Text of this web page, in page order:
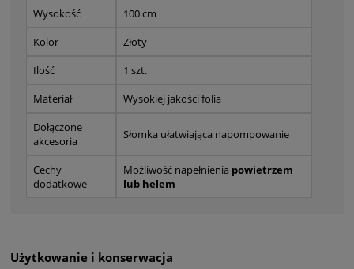
Wysokość
100 cm
Kolor
Złoty
Ilość
1 szt.
Materiał
Wysokiej jakości folia
Dołączone
akcesoria
Słomka ułatwiająca napompowanie
Cechy
dodatkowe
Możliwość napełnienia powietrzem
lub helem
Użytkowanie i konserwacja